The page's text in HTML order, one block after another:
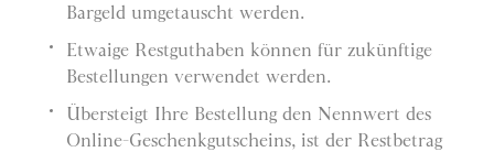
Bargeld umgetauscht werden.
Etwaige Restguthaben können für zukünftige
Bestellungen verwendet werden.
Übersteigt Ihre Bestellung den Nennwert des
Online-Geschenkgutscheins, ist der Restbetrag